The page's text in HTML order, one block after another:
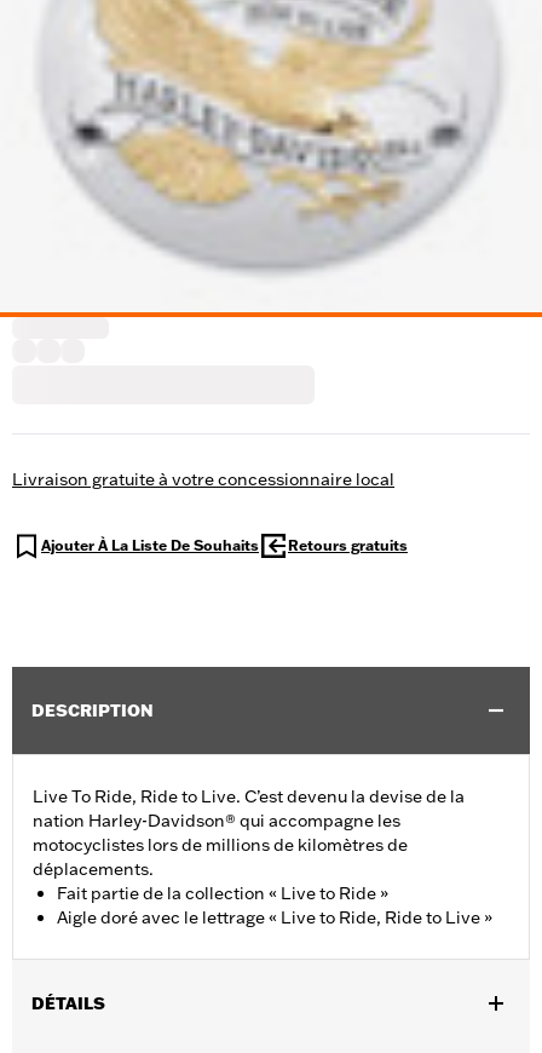
Livraison gratuite à votre concessionnaire local
Ajouter À La Liste De Souhaits Retours gratuits
DESCRIPTION
Live To Ride, Ride to Live. C’est devenu la devise de la
nation Harley-Davidson® qui accompagne les
motocyclistes lors de millions de kilomètres de
déplacements.
Fait partie de la collection « Live to Ride »
Aigle doré avec le lettrage « Live to Ride, Ride to Live »
DÉTAILS